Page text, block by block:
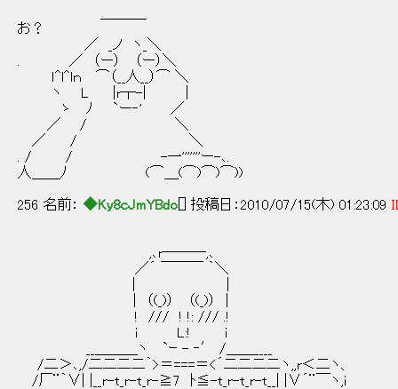
お？
／ _ノ ヽ_＼
. ／ （ー） （ー）＼ ＼＿＿
ｌ^l^lｎ ⌒（__人__）⌒
ヽ L |r┬-| |
ゝ ﾉ `ー‐' ／
／ / ＼
／ / ＼
. / / -一'''''''ー-､.
人＿＿ﾉ (⌒＿(⌒)⌒)⌒))
256 名前： ◆Ky8cJmYBdo [] 投稿日：2010/07/15(木) 01:23:09
,､r───,､
／´ ￣￣￣ ｀＼
| （(_)） （(_)） |
! /// ! !: /// .!
i L:! i
__＿＿＿ヽ `ｰ - ‐′ /＿＿____
/二＞､,/二二二二｀>＝===＝<´二二二二ヽ,,r＜二ヽ、
/厂¨｀∨| |__r-t_r-t_r-≧7 ﾄ≦-t_r-t_r-t__| |∨´¨￣ヽ,i